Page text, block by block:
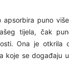
apsorbira puno
tijela, čak
Ona je otkrila
koje se događaju